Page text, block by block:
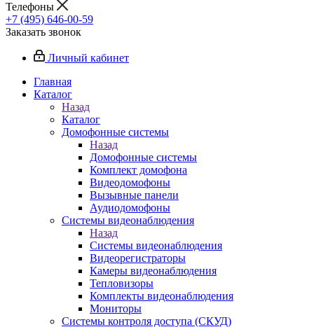
Телефоны
+7 (495) 646-00-59
Заказать звонок
Личный кабинет
Главная
Каталог
Назад
Каталог
Домофонные системы
Назад
Домофонные системы
Комплект домофона
Видеодомофоны
Вызывные панели
Аудиодомофоны
Системы видеонаблюдения
Назад
Системы видеонаблюдения
Видеорегистраторы
Камеры видеонаблюдения
Тепловизоры
Комплекты видеонаблюдения
Мониторы
Системы контроля доступа (СКУД)